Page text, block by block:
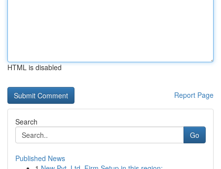
HTML is disabled
Report Page
Search
Go
Published News